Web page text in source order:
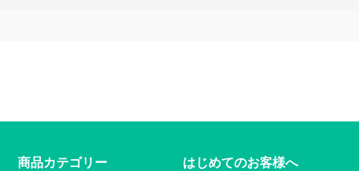
商品カテゴリー はじめてのお客様へ